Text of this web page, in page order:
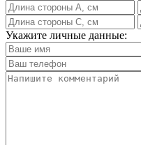
Укажите личные данные: